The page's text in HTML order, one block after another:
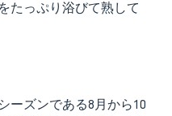
たっぷり浴びて熟して
ーズンである8月から10